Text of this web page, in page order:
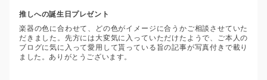
推しへの誕生日プレゼント
楽器の色に合わせて、どの色がイメージに合うかご相談させていた
だきました。先方には大変気に入っていただけたようで、ご本人の
ブログに気に入って愛用して貰っている旨の記事が写真付きで載り
ました。ありがとうございます。